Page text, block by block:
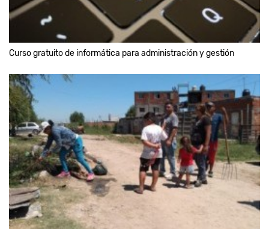
Curso gratuito de informática para administración y gestión